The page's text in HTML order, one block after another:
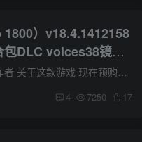
）v18.4.1412158
DLC voices38镜像
体 附多项修改器
游戏介绍 点这里支持作者 关于这款游戏 现在预购可额外获得三件游戏中物品： • 《Anno 1602》纪念雕像：用著名的《Anno 1602》雕像欢庆本系列 20 周年并提高你城市的文化价值。 • 帝国列车：...
4 7250 17